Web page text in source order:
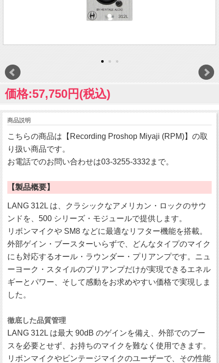
価格:57,750円(税込)
商品説明
こちらの商品は【Recording Proshop Miyaji (RPM)】の取
り扱い商品です。
お電話でのお問い合わせは03-3255-3332まで。
【製品概要】
LANG 312L は、クラシックなアメリカン・ロックのサウ
ンドを、500 シリーズ・モジュールで提供します。
リボンマイクや SM8 などに最適なリフター機能を搭載。
外部ゲイン・ブースターいらずで、どんなタイプのマイク
にも対応するオール・ラウンダー・プリアンプです。ニュ
ーヨーク・スタイルのプリアンプだけが実現できるエネル
ギーとパワー、そして感動をお求めやすい価格で実現しま
した。
徹底した品質管理
LANG 312L は最大 90dB のゲインを備え、外部でのブー
スを必要とせず、お持ちのマイクを難なく使用できます。
リボンマイクやビンテージマイクのユーザーで、その性能